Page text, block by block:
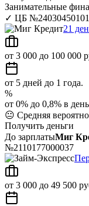
Занимательные
✓ ЦБ
21
от 3 000 до 100 000
от 5 дней до 1 года.
%
от 0% до 0,8% в
😐 Средняя
Получить деньги
До зарплатыМиг
№2110177000037
от 3 000 до 49 500